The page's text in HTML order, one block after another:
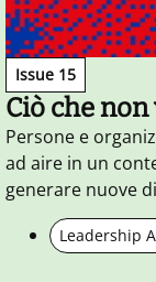
Issue 15
Ciò che
Persone e
ad aire in un
generare nuove
alienazione. Ma
la pandemia
Leadership